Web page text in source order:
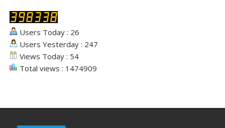
Users Today : 26
Users Yesterday : 247
Views Today : 54
Total views : 1474909